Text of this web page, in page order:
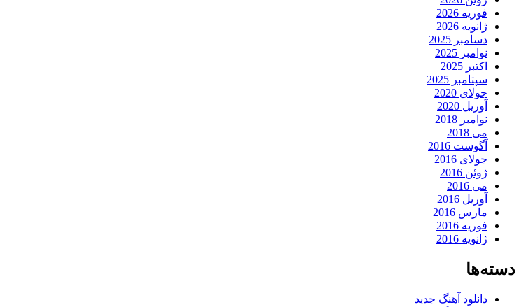
فوریه 2026
ژانویه 2026
دسامبر 2025
نوامبر 2025
اکتبر 2025
سپتامبر 2025
جولای 2020
آوریل 2020
نوامبر 2018
می 2018
آگوست 2016
جولای 2016
ژوئن 2016
می 2016
آوریل 2016
مارس 2016
فوریه 2016
ژانویه 2016
دسته‌ها
دانلود آهنگ جدید